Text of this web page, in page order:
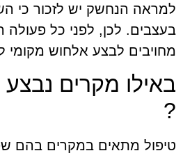
למראה הנחשק יש לזכור כי
בעצבים. לכן, לפני כל
מחויבים לבצע אלחוש
באילו מקרים נבצע
?
טיפול מתאים במקרים בהם